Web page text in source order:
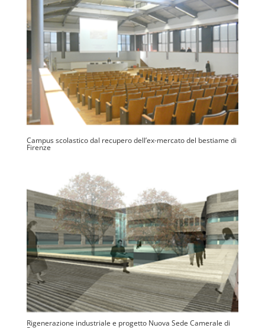
Campus scolastico dal recupero dell’ex-mercato del bestiame di
Firenze
Rigenerazione industriale e progetto Nuova Sede Camerale di